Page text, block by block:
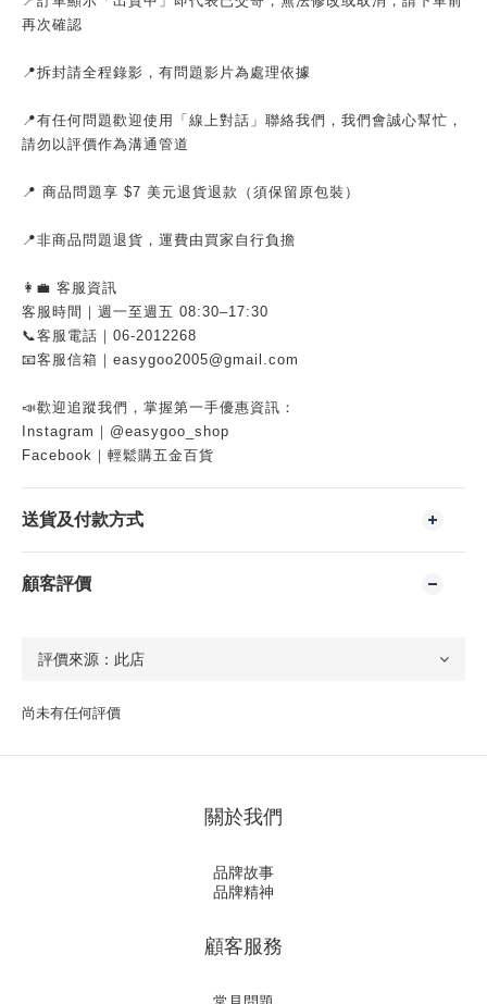
再次確認
📍拆封請全程錄影，有問題影片為處理依據
📍有任何問題歡迎使用「線上對話」聯絡我們，我們會誠心幫忙，
請勿以評價作為溝通管道
📍 商品問題享 $7 美元退貨退款（須保留原包裝）
📍非商品問題退貨，運費由買家自行負擔
👩‍💼 客服資訊
客服時間｜週一至週五 08:30–17:30
📞客服電話｜06-2012268
📧客服信箱｜easygoo2005@gmail.com
📣歡迎追蹤我們，掌握第一手優惠資訊：
Instagram｜@easygoo_shop
Facebook｜輕鬆購五金百貨
送貨及付款方式
顧客評價
尚未有任何評價
關於我們
品牌故事
品牌精神
顧客服務